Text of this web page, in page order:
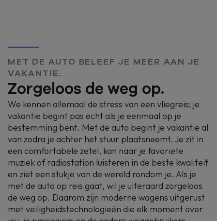
MET DE AUTO BELEEF JE MEER AAN JE
VAKANTIE.
Zorgeloos de weg op.
We kennen allemaal de stress van een vliegreis; je
vakantie begint pas echt als je eenmaal op je
bestemming bent. Met de auto begint je vakantie al
van zodra je achter het stuur plaatsneemt. Je zit in
een comfortabele zetel, kan naar je favoriete
muziek of radiostation luisteren in de beste kwaliteit
en ziet een stukje van de wereld rondom je. Als je
met de auto op reis gaat, wil je uiteraard zorgeloos
de weg op. Daarom zijn moderne wagens uitgerust
met veiligheidstechnologieën die elk moment over